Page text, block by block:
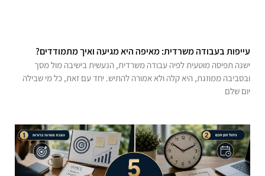
עייפות בעבודה משרדית: מאיפה היא מגיעה ואיך מתמודדים?
ישנה תפיסה מוטעית לפיה עבודה משרדית, הנעשית בישיבה מול מסך
ובסביבה ממוזגת, היא קלה ולא אמורה להתיש. יחד עם זאת, כל מי שבילה
יום שלם